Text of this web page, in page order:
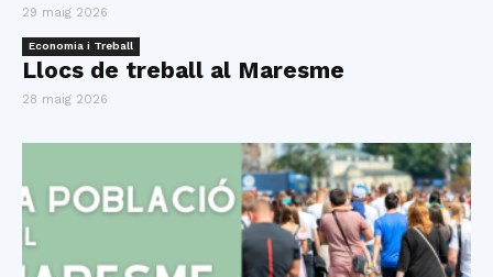
29 maig 2026
Economia i Treball
Llocs de treball al Maresme
28 maig 2026